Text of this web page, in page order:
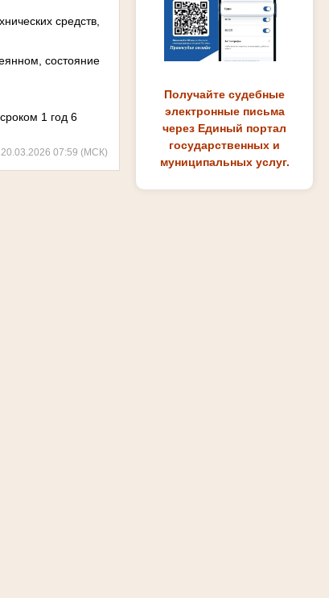
Получайте судебные
электронные письма
через Единый портал
государственных и
муниципальных услуг.
средств,
состояние
1 год 6
20.03.2026 07:59 (МСК)